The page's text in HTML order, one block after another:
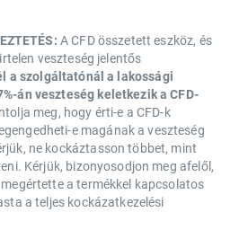
A CFD összetett eszköz, és
veszteség jelentős
a szolgáltatónál a lakossági
án veszteség keletkezik a CFD-
meg, hogy érti-e a CFD-k
e magának a veszteség
ne kockáztasson többet, mint
Kérjük, bizonyosodjon meg afelől,
a termékkel kapcsolatos
a teljes kockázatkezelési